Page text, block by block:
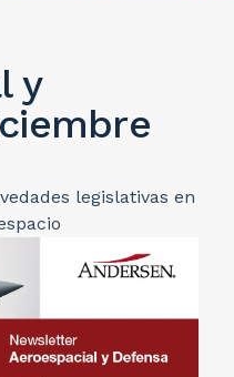
y
legislativas en